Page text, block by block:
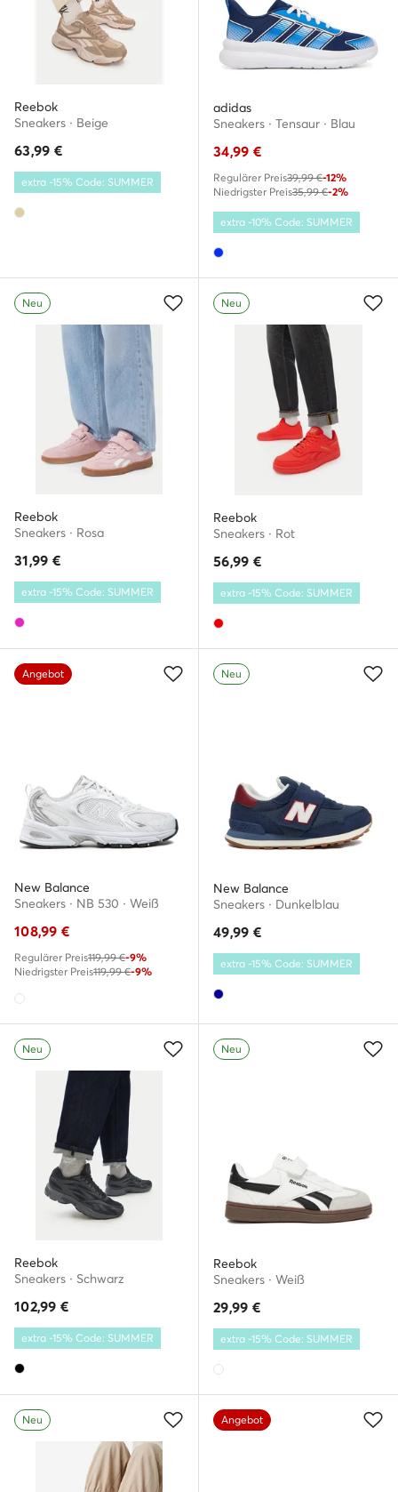
Reebok
Sneakers · Beige
63,99 €
extra -15% Code: SUMMER
adidas
Sneakers · Tensaur · Blau
34,99 €
Regulärer Preis39,99 €-12%
Niedrigster Preis35,99 €-2%
extra -10% Code: SUMMER
Neu
Reebok
Sneakers · Rosa
31,99 €
extra -15% Code: SUMMER
Neu
Reebok
Sneakers · Rot
56,99 €
extra -15% Code: SUMMER
Angebot
New Balance
Sneakers · NB 530 · Weiß
108,99 €
Regulärer Preis119,99 €-9%
Niedrigster Preis119,99 €-9%
Neu
New Balance
Sneakers · Dunkelblau
49,99 €
extra -15% Code: SUMMER
Neu
Reebok
Sneakers · Schwarz
102,99 €
extra -15% Code: SUMMER
Neu
Reebok
Sneakers · Weiß
29,99 €
extra -15% Code: SUMMER
Neu Angebot